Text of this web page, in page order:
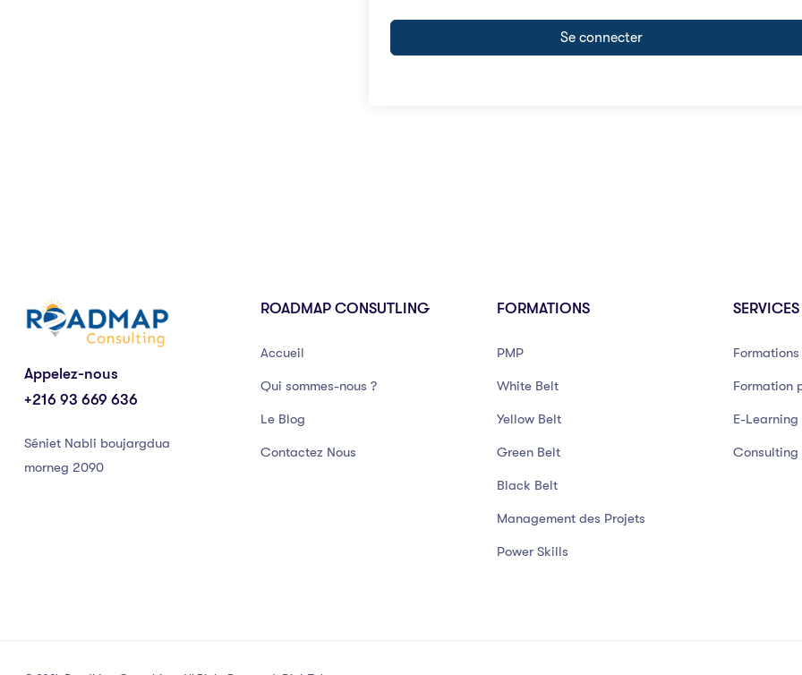
Se connecter
Appelez-nous
+216 93 669 636
Séniet Nabli boujargdua
morneg 2090
ROADMAP CONSUTLING
Accueil
Qui sommes-nous ?
Le Blog
Contactez Nous
FORMATIONS
PMP
White Belt
Yellow Belt
Green Belt
Black Belt
Management des Projets
Power Skills
SERVICES
Formation
E-Learning
Consulting